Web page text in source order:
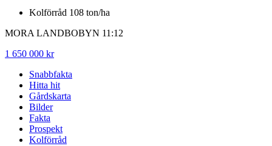
Kolförråd 108 ton/ha
MORA LANDBOBYN 11:12
1 650 000 kr
Snabbfakta
Hitta hit
Gårdskarta
Bilder
Fakta
Prospekt
Kolförråd